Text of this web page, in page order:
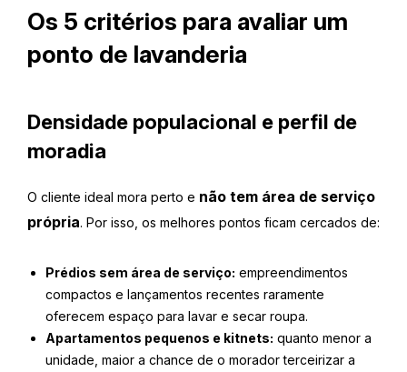
Os 5 critérios para avaliar um
ponto de lavanderia
Densidade populacional e perfil de
moradia
O cliente ideal mora perto e não tem área de serviço
própria. Por isso, os melhores pontos ficam cercados de:
Prédios sem área de serviço: empreendimentos
compactos e lançamentos recentes raramente
oferecem espaço para lavar e secar roupa.
Apartamentos pequenos e kitnets: quanto menor a
unidade, maior a chance de o morador terceirizar a